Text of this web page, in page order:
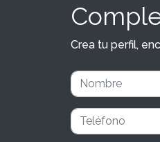
Crea tu perfil,